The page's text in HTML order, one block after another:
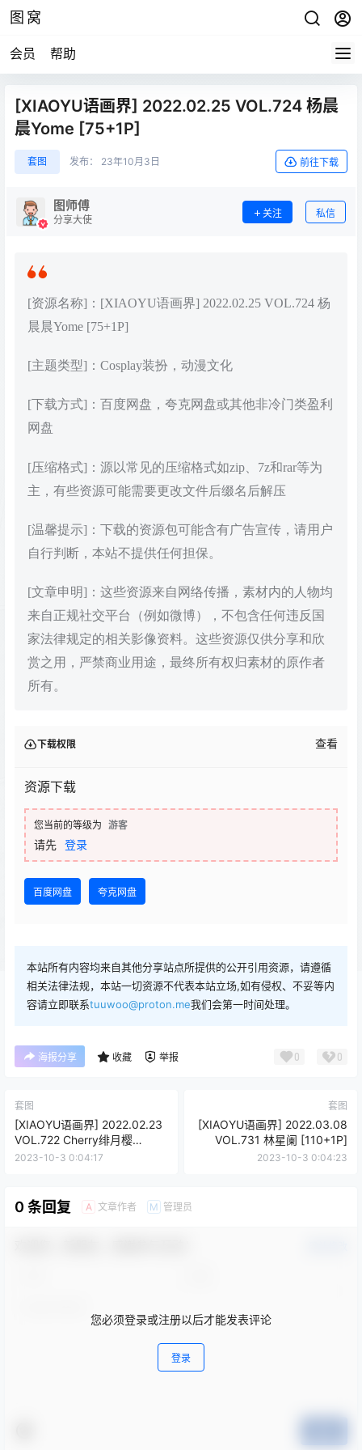
图窝
会员 帮助
[XIAOYU语画界] 2022.02.25 VOL.724 杨晨
晨Yome [75+1P]
套图 发布： 23年10月3日 前往下载
图师傅
分享大使
关注 私信
[资源名称]：[XIAOYU语画界] 2022.02.25 VOL.724 杨
晨晨Yome [75+1P]
[主题类型]：Cosplay装扮，动漫文化
[下载方式]：百度网盘，夸克网盘或其他非冷门类盈利
网盘
[压缩格式]：源以常见的压缩格式如zip、7z和rar等为
主，有些资源可能需要更改文件后缀名后解压
[温馨提示]：下载的资源包可能含有广告宣传，请用户
自行判断，本站不提供任何担保。
[文章申明]：这些资源来自网络传播，素材内的人物均
来自正规社交平台（例如微博），不包含任何违反国
家法律规定的相关影像资料。这些资源仅供分享和欣
赏之用，严禁商业用途，最终所有权归素材的原作者
所有。
下载权限 查看
资源下载
您当前的等级为 游客
请先 登录
百度网盘 夸克网盘
本站所有内容均来自其他分享站点所提供的公开引用资源，请遵循
相关法律法规，本站一切资源不代表本站立场,如有侵权、不妥等内
容请立即联系tuuwoo@proton.me我们会第一时间处理。
海报分享 收藏 举报 0 0
套图
[XIAOYU语画界] 2022.02.23
VOL.722 Cherry绯月樱
[65+1P]
2023-10-3 0:04:17
套图
[XIAOYU语画界] 2022.03.08
VOL.731 林星阑 [110+1P]
2023-10-3 0:04:23
0 条回复 A 文章作者 M 管理员
您必须登录或注册以后才能发表评论
登录